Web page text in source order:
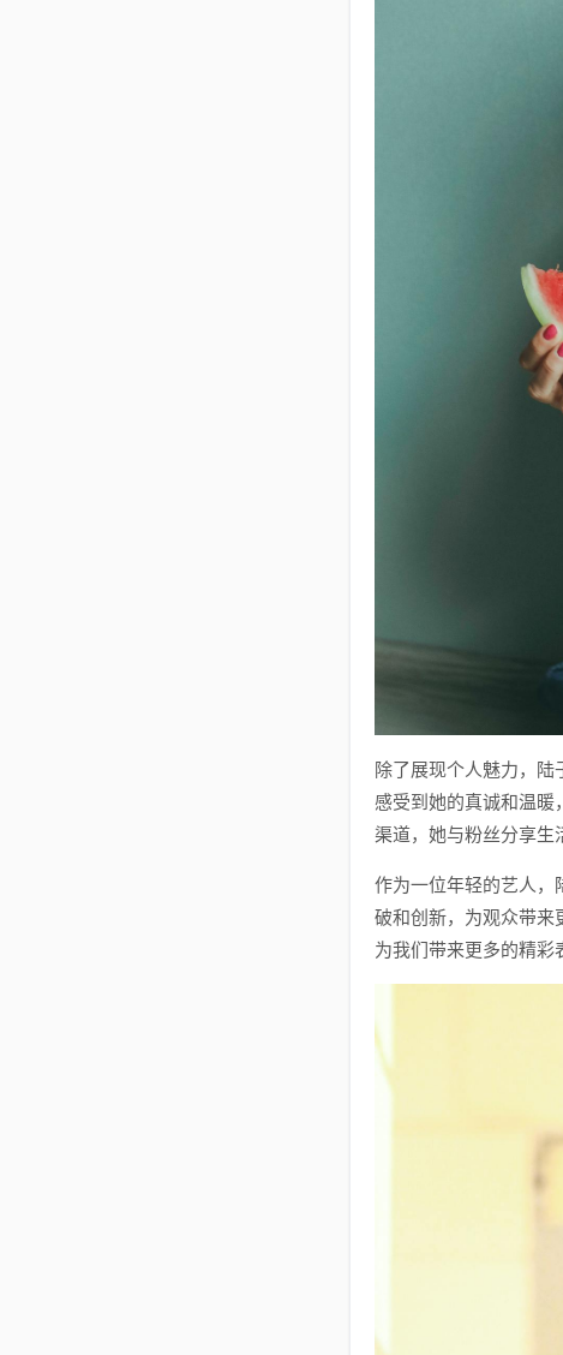
除了展现个人魅力，
感受到她的真诚和温暖
渠道，她与粉丝分享生
作为一位年轻的艺人，
破和创新，为观众带来
为我们带来更多的精彩